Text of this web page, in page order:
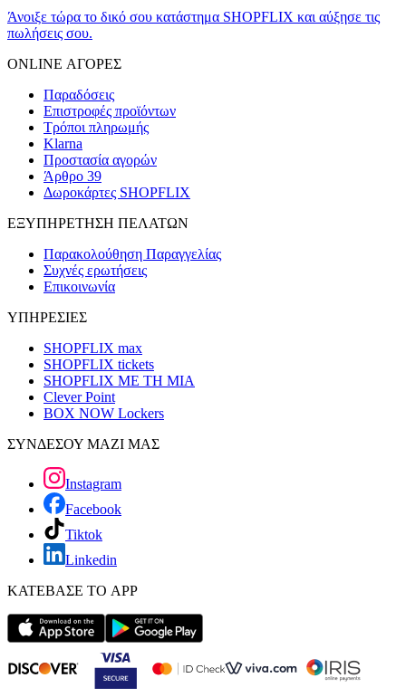
Άνοιξε τώρα το δικό σου κατάστημα SHOPFLIX και αύξησε τις
πωλήσεις σου.
ONLINE ΑΓΟΡΕΣ
Παραδόσεις
Επιστροφές προϊόντων
Τρόποι πληρωμής
Klarna
Προστασία αγορών
Άρθρο 39
Δωροκάρτες SHOPFLIX
ΕΞΥΠΗΡΕΤΗΣΗ ΠΕΛΑΤΩΝ
Παρακολούθηση Παραγγελίας
Συχνές ερωτήσεις
Επικοινωνία
ΥΠΗΡΕΣΙΕΣ
SHOPFLIX max
SHOPFLIX tickets
SHOPFLIX ΜΕ ΤΗ ΜΙΑ
Clever Point
BOX NOW Lockers
ΣΥΝΔΕΣΟΥ ΜΑΖΙ ΜΑΣ
Instagram
Facebook
Tiktok
Linkedin
ΚΑΤΕΒΑΣΕ ΤΟ APP